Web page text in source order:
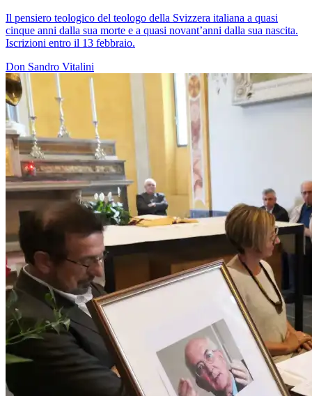
Il pensiero teologico del teologo della Svizzera italiana a quasi
cinque anni dalla sua morte e a quasi novant’anni dalla sua nascita.
Iscrizioni entro il 13 febbraio.
Don Sandro Vitalini